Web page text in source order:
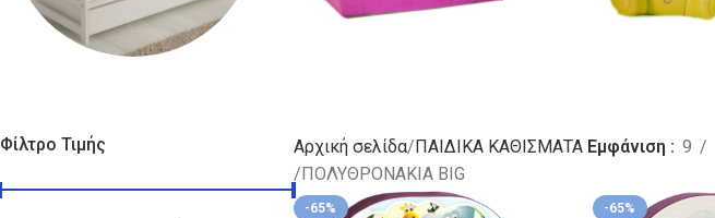
Φίλτρο Τιμής Αρχική σελίδα ΠΑΙΔΙΚΑ ΚΑΘΙΣΜΑΤΑ
ΠΟΛΥΘΡΟΝΑΚΙΑ BIG
Εμφάνιση 9
-65% -65%